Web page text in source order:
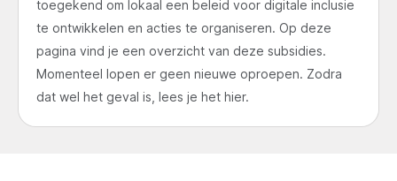
toegekend om lokaal een beleid voor digitale inclusie
te ontwikkelen en acties te organiseren. Op deze
pagina vind je een overzicht van deze subsidies.
Momenteel lopen er geen nieuwe oproepen. Zodra
dat wel het geval is, lees je het hier.